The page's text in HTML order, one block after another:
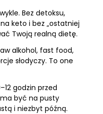
Bez detoksu,
keto i bez „ostatniej
Twoją realną dietę.
alkohol, fast food,
słodyczy. To one
godzin przed
być na pusty
i niezbyt późną.